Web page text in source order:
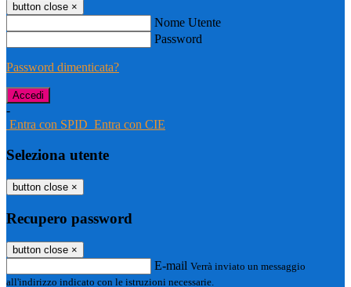
button close ×
Nome Utente
Password
Password dimenticata?
-
Entra con SPID Entra con CIE
Seleziona utente
button close ×
Recupero password
button close ×
E-mail Verrà inviato un messaggio
all'indirizzo indicato con le istruzioni necessarie.